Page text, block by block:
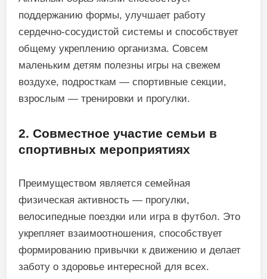
поддержанию формы, улучшает работу
сердечно-сосудистой системы и способствует
общему укреплению организма. Совсем
маленьким детям полезны игры на свежем
воздухе, подросткам — спортивные секции,
взрослым — тренировки и прогулки.
2. Совместное участие семьи в
спортивных мероприятиях
Преимуществом является семейная
физическая активность — прогулки,
велосипедные поездки или игра в футбол. Это
укрепляет взаимоотношения, способствует
формированию привычки к движению и делает
заботу о здоровье интересной для всех.